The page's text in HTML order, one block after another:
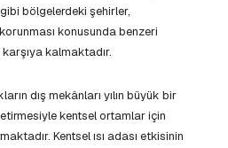
bölgelerdeki şehirler,
konusunda benzeri
kalmaktadır.
dış mekânları yılın büyük bir
kentsel ortamlar için
Kentsel ısı adası etkisinin